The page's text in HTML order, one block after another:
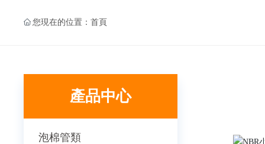
您現在的位置：首頁
產品中心
泡棉管類